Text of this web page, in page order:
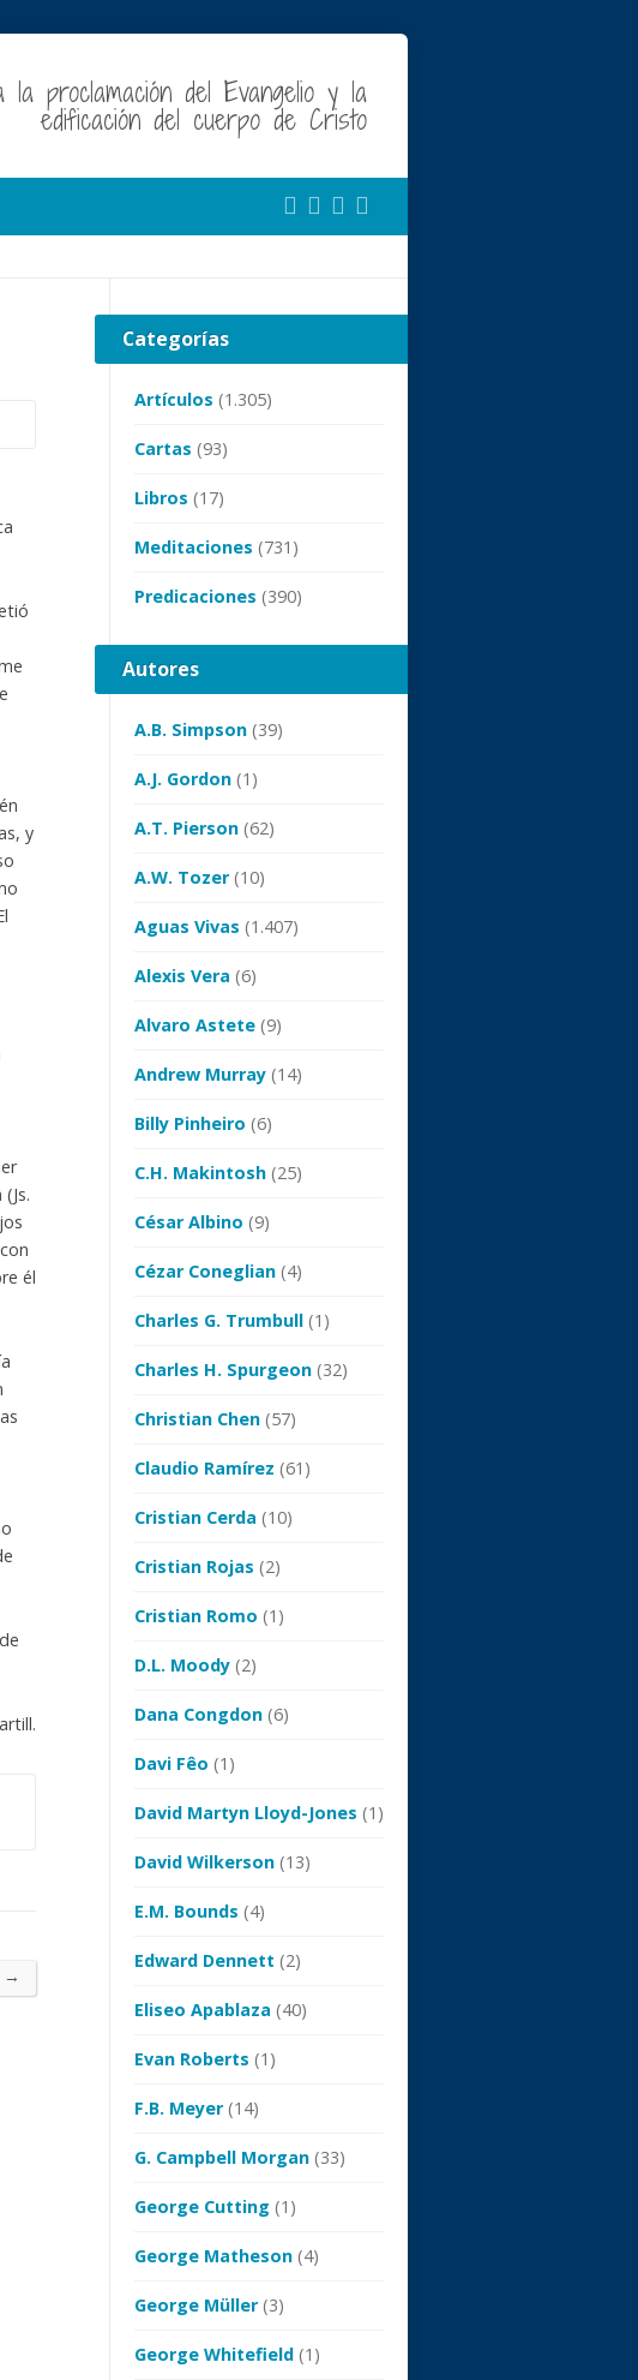
proclamación del Evangelio y la
edificación del cuerpo de Cristo
y
él
→
Categorías
Artículos (1.305)
Cartas (93)
Libros (17)
Meditaciones (731)
Predicaciones (390)
Autores
A.B. Simpson (39)
A.J. Gordon (1)
A.T. Pierson (62)
A.W. Tozer(10)
Aguas Vivas (1.407)
Alexis Vera (6)
Alvaro Astete (9)
Andrew Murray (14)
Billy Pinheiro (6)
C.H. Makintosh (25)
César Albino (9)
Cézar Coneglian (4)
Charles G. Trumbull (1)
Charles H. Spurgeon (32)
Christian Chen (57)
Claudio Ramírez (61)
Cristian Cerda (10)
Cristian Rojas (2)
Cristian Romo (1)
D.L. Moody (2)
Dana Congdon (6)
Davi Fêo (1)
David Martyn Lloyd-Jones (1)
David Wilkerson (13)
E.M. Bounds (4)
Edward Dennett (2)
Eliseo Apablaza (40)
Evan Roberts (1)
F.B. Meyer(14)
G. Campbell Morgan (33)
George Cutting (1)
George Matheson (4)
George Müller(3)
George Whitefield (1)